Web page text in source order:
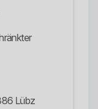
Lübz